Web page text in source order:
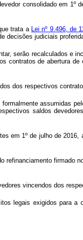
consolidado em 1º
trata a Lei nº 9.496, de
decisões judiciais
serão recalculados e
contratos de abertura
dos respectivos
assumidas
saldos
em 1º de julho de
refinanciamento firmado
vincendos dos
legais exigidos para a